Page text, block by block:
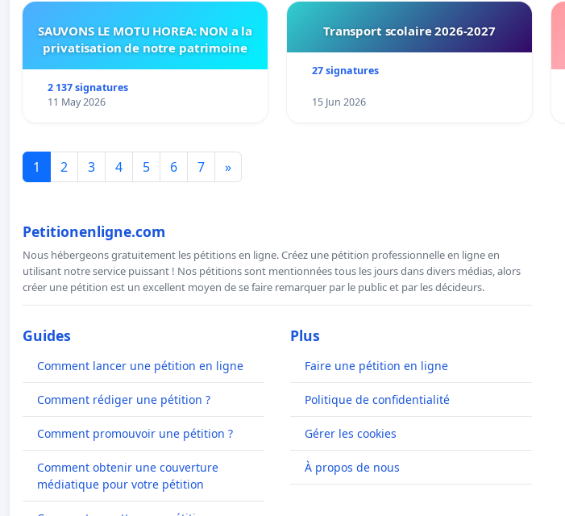
SAUVONS LE MOTU HOREA: NON a la
privatisation de notre patrimoine
2 137 signatures
11 May 2026
Transport scolaire 2026-2027
27 signatures
15 Jun 2026
1 2 3 4 5 6 7 »
Petitionenligne.com
Nous hébergeons gratuitement les pétitions en ligne. Créez une pétition professionnelle en ligne en
utilisant notre service puissant ! Nos pétitions sont mentionnées tous les jours dans divers médias, alors
créer une pétition est un excellent moyen de se faire remarquer par le public et par les décideurs.
Guides
Comment lancer une pétition en ligne
Comment rédiger une pétition ?
Comment promouvoir une pétition ?
Comment obtenir une couverture
médiatique pour votre pétition
Plus
Faire une pétition en ligne
Politique de confidentialité
Gérer les cookies
À propos de nous